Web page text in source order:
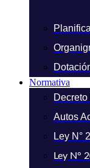
Normativa
Decreto
Autos
Ley N°
Ley N°